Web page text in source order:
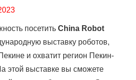
посетитьChina Robot
выставку роботов,
и охватит регион Пекин-
этой выставке вы сможете